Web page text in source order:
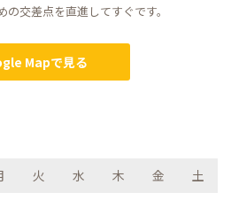
交差点を直進してすぐです。
Mapで見る
火 水 木 金 土